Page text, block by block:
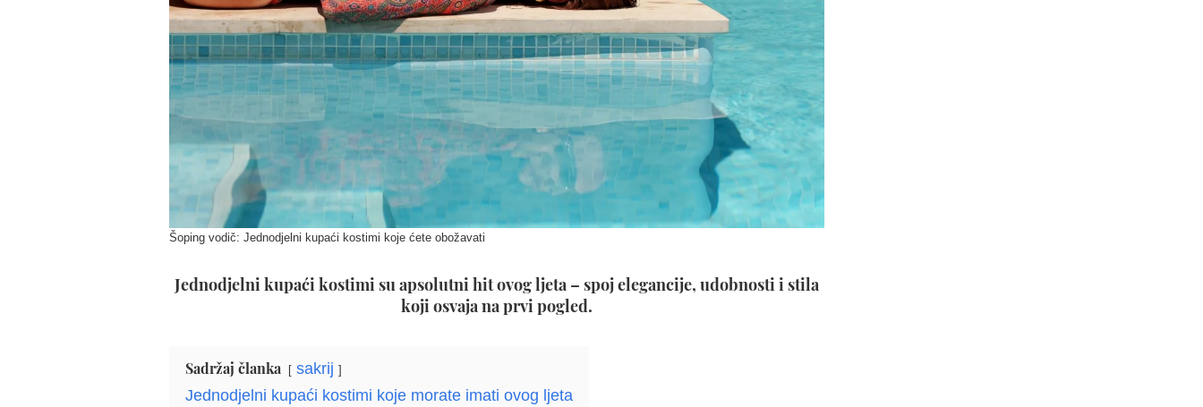
Šoping vodič: Jednodjelni kupaći kostimi koje ćete obožavati
Jednodjelni kupaći kostimi su apsolutni hit ovog ljeta – spoj elegancije, udobnosti i stila
koji osvaja na prvi pogled.
Sadržaj članka
sakrij
Jednodjelni kupaći kostimi koje morate imati ovog ljeta